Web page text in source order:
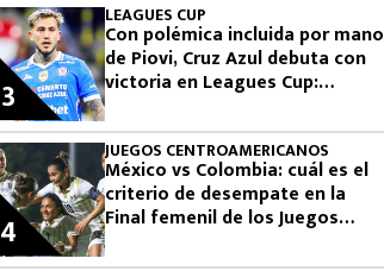
LEAGUES CUP
Con polémica incluida por mano
de Piovi, Cruz Azul debuta con
victoria en Leagues Cup:
3
JUEGOS CENTROAMERICANOS
México vs Colombia: cuál es el
criterio de desempate en la
Final femenil de los Juegos
4